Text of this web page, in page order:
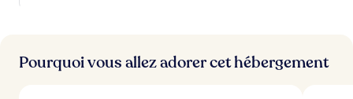
Pourquoi vous allez adorer cet hébergement